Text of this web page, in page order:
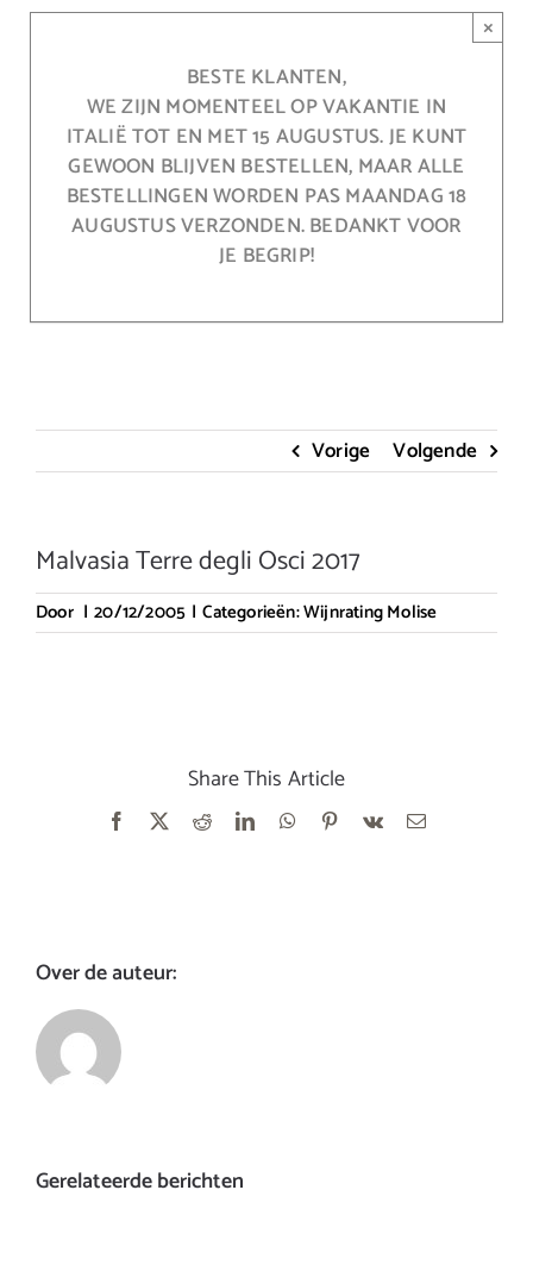
BESTE KLANTEN,
WE ZIJN MOMENTEEL OP VAKANTIE IN
ITALIË TOT EN MET 15 AUGUSTUS. JE KUNT
GEWOON BLIJVEN BESTELLEN, MAAR ALLE
BESTELLINGEN WORDEN PAS MAANDAG 18
AUGUSTUS VERZONDEN. BEDANKT VOOR
JE BEGRIP!
×
Vorige Volgende
Malvasia Terre degli Osci 2017
Door | 20/12/2005 | Categorieën:Wijnrating Molise
Share This Article
Facebook RedditLinkedInWhatsApp
Pinterest
Vk
E-
Over de auteur:
Gerelateerde berichten